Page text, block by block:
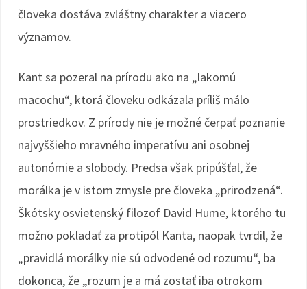
človeka dostáva zvláštny charakter a viacero
významov.
Kant sa pozeral na prírodu ako na „lakomú
macochu“, ktorá človeku odkázala príliš málo
prostriedkov. Z prírody nie je možné čerpať poznanie
najvyššieho mravného imperatívu ani osobnej
autonómie a slobody. Predsa však pripúšťal, že
morálka je v istom zmysle pre človeka „prirodzená“.
Škótsky osvietenský filozof David Hume, ktorého tu
možno pokladať za protipól Kanta, naopak tvrdil, že
„pravidlá morálky nie sú odvodené od rozumu“, ba
dokonca, že „rozum je a má zostať iba otrokom